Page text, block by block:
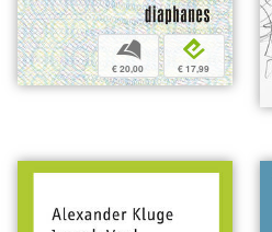
b
€ 20,00
e
€ 17,99